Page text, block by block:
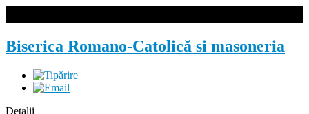
Biserica Romano-Catolică si masoneria
Detalii